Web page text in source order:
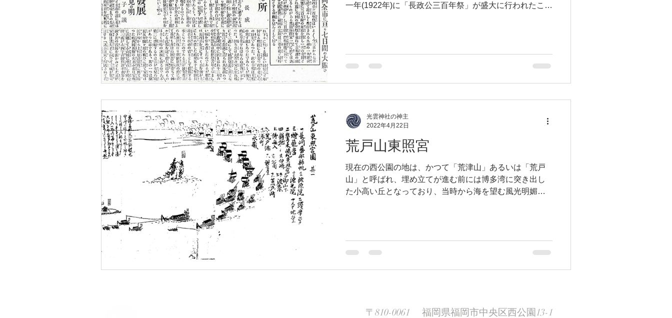
一年(1922年)に「長政公三百年祭」が盛大に行われたこと
荒戸山東照宮
現在の西公園の地は、かつて「荒津山」あるいは「荒戸
山」と呼ばれ、埋め立てが進む前には博多湾に突き出し
た小高い丘となっており、当時から海を望む風光明媚な
光雲神社の神主
2022年4月22日
〒810-0061 福岡県福岡市中央区西公園13-1